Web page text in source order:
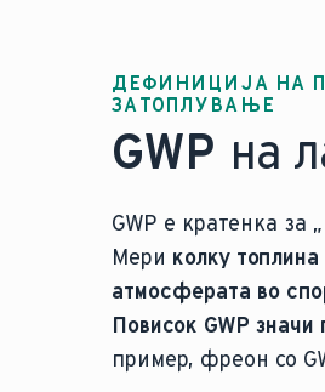
ДЕФИНИЦИЈА НА
ЗАТОПЛУВАЊЕ
GWP на
GWP е кратенка за „
Мери колку
атмосферата во
Повисок GWP
пример, фреон со